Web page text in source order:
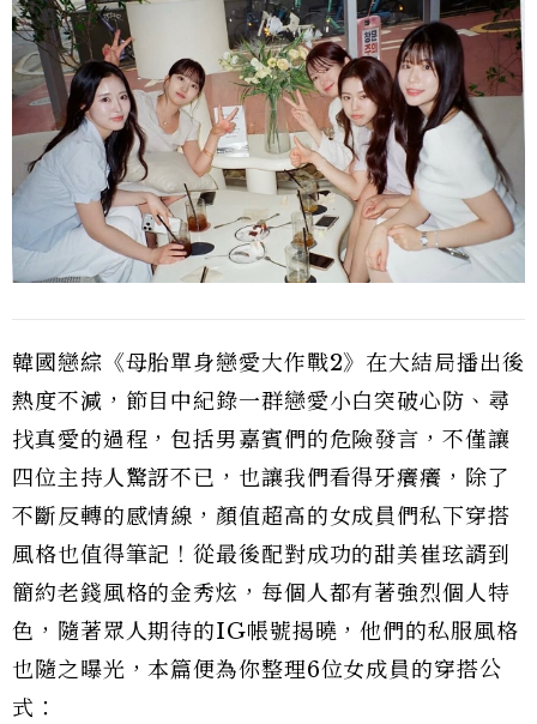
韓國戀綜《母胎單身戀愛大作戰2》在大結局播出後
熱度不減，節目中紀錄一群戀愛小白突破心防、尋
找真愛的過程，包括男嘉賓們的危險發言，不僅讓
四位主持人驚訝不已，也讓我們看得牙癢癢，除了
不斷反轉的感情線，顏值超高的女成員們私下穿搭
風格也值得筆記！從最後配對成功的甜美崔玹諝到
簡約老錢風格的金秀炫，每個人都有著強烈個人特
色，隨著眾人期待的IG帳號揭曉，他們的私服風格
也隨之曝光，本篇便為你整理6位女成員的穿搭公
式：